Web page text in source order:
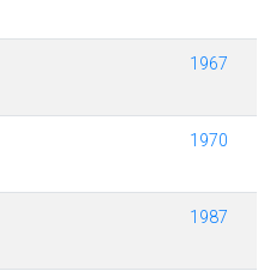
1967
1970
1987